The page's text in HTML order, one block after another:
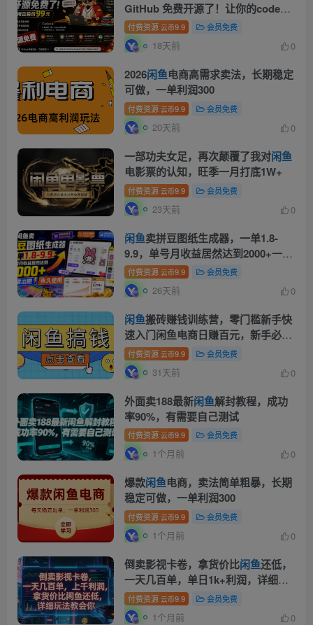
GitHub 免费开源了！让你的codex
变成精美界面 Codex Dream Skin
付费资源 云币9.9 会员免费
18天前 0
2026闲鱼电商高需求卖法，长期稳定
可做，一单利润300
付费资源 云币9.9 会员免费
20天前 0
一部功夫女足，再次颠覆了我对闲鱼
电影票的认知，旺季一月打底1W+
付费资源 云币9.9 会员免费
23天前 0
闲鱼卖拼豆图纸生成器，一单1.8-
9.9，单号月收益居然达到2000+一键
出图永久使用
付费资源 云币9.9 会员免费
26天前 0
闲鱼搬砖赚钱训练营，零门槛新手快
速入门闲鱼电商日赚百元，新手必看
教程
付费资源 云币9.9 会员免费
31天前 0
外面卖188最新闲鱼解封教程，成功
率90%，有需要自己测试
付费资源 云币9.9 会员免费
1个月前 0
爆款闲鱼电商，卖法简单粗暴，长期
稳定可做，一单利润300
付费资源 云币9.9 会员免费
1个月前 0
倒卖影视卡卷，拿货价比闲鱼还低，
一天几百单，单日1k+利润，详细玩
法教会你【揭秘】
付费资源 云币9.9 会员免费
1个月前 0